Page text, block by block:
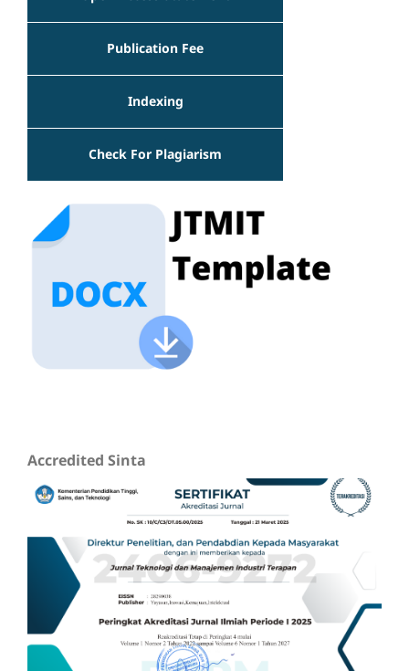
Publication Fee
Indexing
Check For Plagiarism
Accredited Sinta